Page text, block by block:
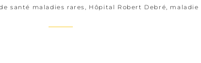
santé maladies rares, Hôpital Robert Debré, maladie